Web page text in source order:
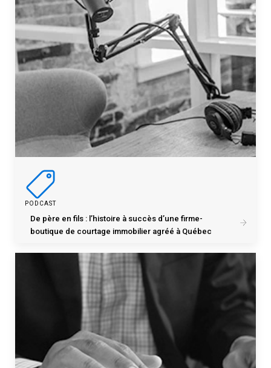
PODCAST
De père en fils : l’histoire à succès d’une firme-
boutique de courtage immobilier agréé à Québec